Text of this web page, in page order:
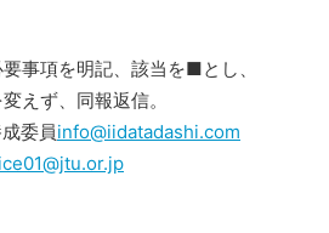
事項を明記、該当を■とし、
えず、同報返信。
委員info@iidatadashi.com